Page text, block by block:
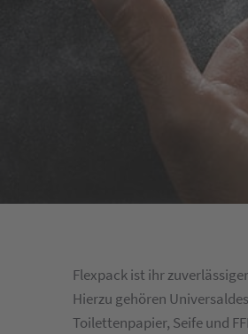
Flexpack ist ihr
Hierzu gehören
Toilettenpapier, Seife und